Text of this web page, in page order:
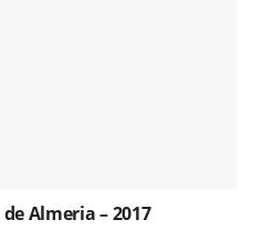
Almeria – 2017